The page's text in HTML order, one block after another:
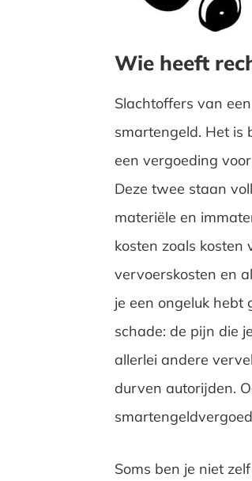
Wie heeft
Slachtoffers van
smartengeld. Het is
een vergoeding
Deze twee staan
materiële en
kosten zoals kosten
vervoerskosten en
je een ongeluk hebt
schade: de pijn die
allerlei andere
durven autorijden.
Soms ben je niet